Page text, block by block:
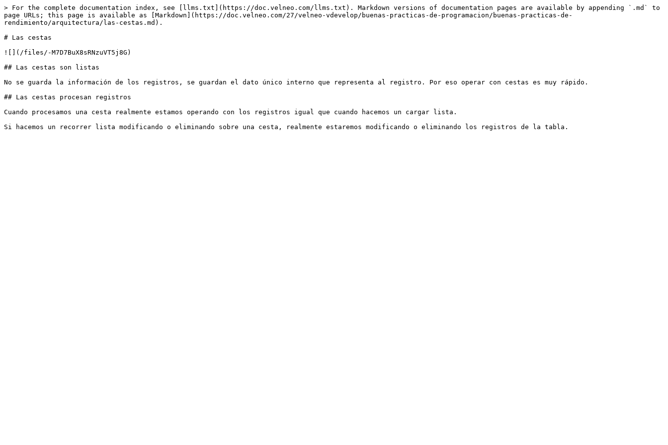
> For the complete documentation index, see [llms.txt](https://doc.velneo.com/llms.txt). Markdown versions of documentation pages are available by appending `.md` to
page URLs; this page is available as [Markdown](https://doc.velneo.com/27/velneo-vdevelop/buenas-practicas-de-programacion/buenas-practicas-de-
rendimiento/arquitectura/las-cestas.md).
# Las cestas
![](/files/-M7D7BuX8sRNzuVT5j8G)
## Las cestas son listas
No se guarda la información de los registros, se guardan el dato único interno que representa al registro. Por eso operar con cestas es muy rápido.
## Las cestas procesan registros
Cuando procesamos una cesta realmente estamos operando con los registros igual que cuando hacemos un cargar lista.